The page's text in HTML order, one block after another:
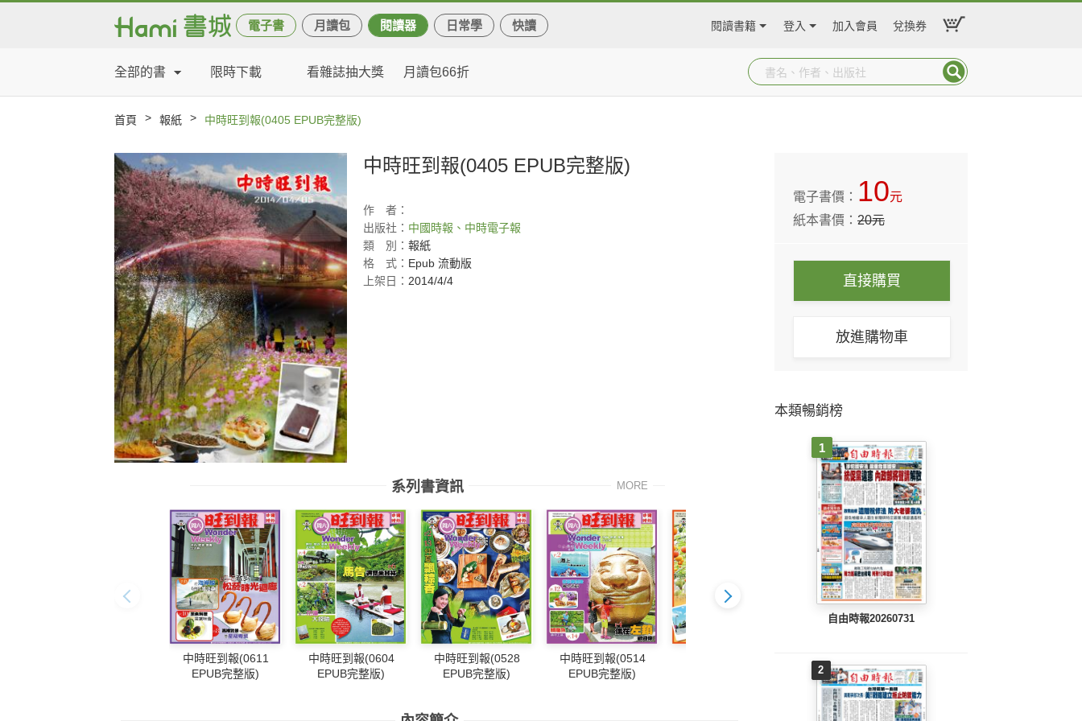
電子書 月讀包 閱讀器 日常學 快讀 閱讀書籍 登入 加入會員 兌換券
全部的書 限時下載 看雜誌抽大獎 月讀包66折
首頁 > 報紙 > 中時旺到報(0405 EPUB完整版)
中時旺到報(0405 EPUB完整版)
作
者：
出版社： 中國時報、中時電子報
類
別： 報紙
格
式： Epub 流動版
上架日： 2014/4/4
系列書資訊 MORE
中時旺到報(0611
EPUB完整版)
中時旺到報(0604
EPUB完整版)
中時旺到報(0528
EPUB完整版)
中時旺到報(0514
EPUB完整版)
中時旺到報(0430
EPUB完整版)
電子書價： 10元
紙本書價：20元
直接購買
放進購物車
本類暢銷榜
1
自由時報20260731
2